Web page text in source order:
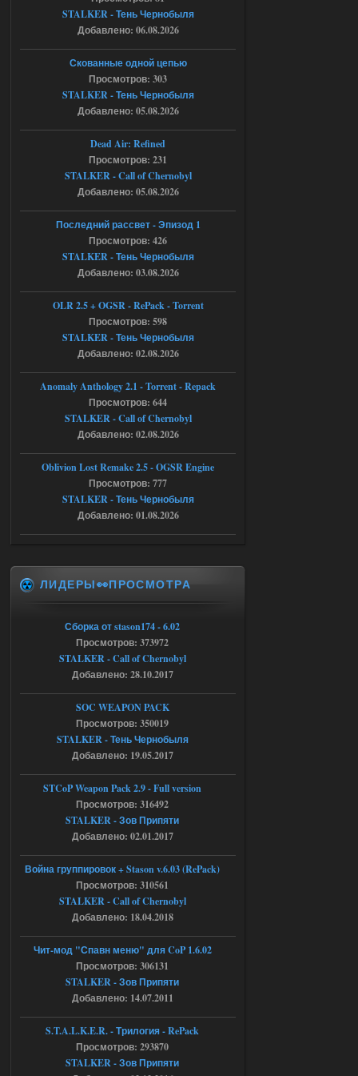
Тайна Зоны - Remaster 2026
Stalker-Mods-Clan-su
Доступно только для пользователей
Ответить ➤
05.08.2026
Тайна Зоны - Remaster 2026
AndreySA
патч я установил после
установки мода, да, ладно,
наверное вы правы придется ожидать
Тайна Зоны - Remaster 2026
Stalker-Mods-Clan-su
Доступно только для пользователей
Ответить ➤
Тайна Зоны - Remaster 2026
20:25
AndreySA
[05.08.26
20:23:10.934] [17468]
FATAL ERROR
[error]Expression : FATAL ERROR
t_engine.cpp
[error]Description :
shadow of
chernobyl\gamedata\scripts\xr_camper.sc
ript:510: attempt to index local 'manager'
(a nil value)
Вылет после захода в Припять.
Ответить ➤
05.08.2026
Скованные одной цепью
r4908778
с избавлением от баласта,
доходяга.
Ответить ➤
05.08.2026
Путь во мгле + GUNSLINGER mod
Stalker-Mods-Clan-su
Доступно только для пользователей
05.08.2026
Путь во мгле + GUNSLINGER mod
16:09
stalker673920
где пароль?
STALKER - Тень Чернобыля
Добавлено: 06.08.2026
Скованные одной цепью
Просмотров: 303
STALKER - Тень Чернобыля
Добавлено: 05.08.2026
Dead Air: Refined
Просмотров: 231
STALKER - Call of Chernobyl
Добавлено: 05.08.2026
Последний рассвет - Эпизод 1
Просмотров: 426
STALKER - Тень Чернобыля
Добавлено: 03.08.2026
OLR 2.5 + OGSR - RePack - Torrent
Просмотров: 598
STALKER - Тень Чернобыля
Добавлено: 02.08.2026
Anomaly Anthology 2.1 - Torrent - Repack
Просмотров: 644
STALKER - Call of Chernobyl
Добавлено: 02.08.2026
Oblivion Lost Remake 2.5 - OGSR Engine
Просмотров: 777
STALKER - Тень Чернобыля
Добавлено: 01.08.2026
ЛИДЕРЫ👀ПРОСМОТРА
Сборка от stason174 - 6.02
Просмотров: 373972
STALKER - Call of Chernobyl
Добавлено: 28.10.2017
SOC WEAPON PACK
Просмотров: 350019
STALKER - Тень Чернобыля
Добавлено: 19.05.2017
STCoP Weapon Pack 2.9 - Full version
Просмотров: 316492
STALKER - Зов Припяти
Добавлено: 02.01.2017
Война группировок + Stason v.6.03 (RePack)
Просмотров: 310561
STALKER - Call of Chernobyl
Добавлено: 18.04.2018
Чит-мод "Спавн меню" для CoP 1.6.02
Просмотров: 306131
STALKER - Зов Припяти
Добавлено: 14.07.2011
S.T.A.L.K.E.R. - Трилогия - RePack
Просмотров: 293870
STALKER - Зов Припяти